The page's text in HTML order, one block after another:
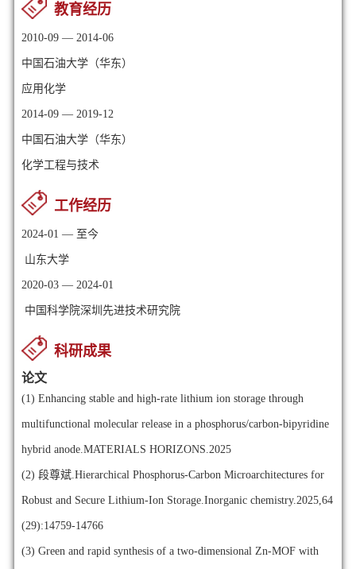
教育经历
2010-09 — 2014-06
中国石油大学（华东）
应用化学
2014-09 — 2019-12
中国石油大学（华东）
化学工程与技术
工作经历
2024-01 — 至今
山东大学
2020-03 — 2024-01
中国科学院深圳先进技术研究院
科研成果
论文
(1) Enhancing stable and high-rate lithium ion storage through
multifunctional molecular release in a phosphorus/carbon-bipyridine
hybrid anode.MATERIALS HORIZONS.2025
(2) 段尊斌.Hierarchical Phosphorus-Carbon Microarchitectures for
Robust and Secure Lithium-Ion Storage.Inorganic chemistry.2025,64
(29):14759-14766
(3) Green and rapid synthesis of a two-dimensional Zn-MOF with